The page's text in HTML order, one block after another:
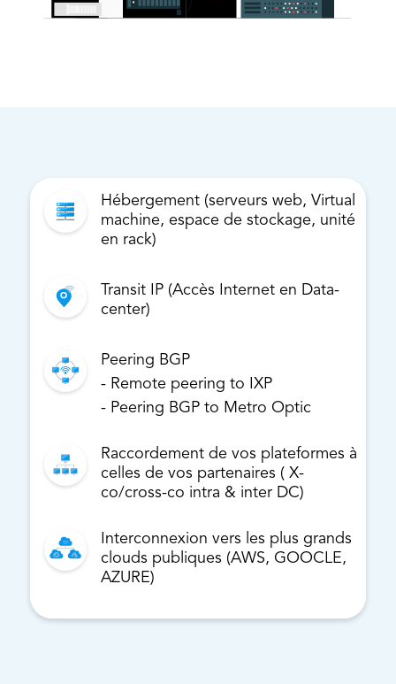
Hébergement (serveurs web, Virtual
machine, espace de stockage, unité
en rack)
Transit IP (Accès Internet en Data-
center)
Peering BGP
- Remote peering to IXP
- Peering BGP to Metro Optic
Raccordement de vos plateformes à
celles de vos partenaires ( X-
co/cross-co intra & inter DC)
Interconnexion vers les plus grands
clouds publiques (AWS, GOOCLE,
AZURE)